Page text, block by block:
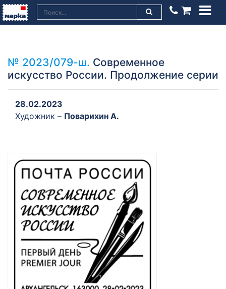
№ 2023/079-ш. Современное
искусство России. Продолжение серии
28.02.2023
Художник – Поварихин А.